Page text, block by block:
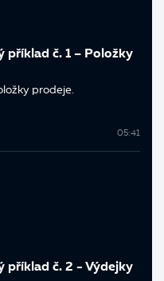
příklad č. 1 – Položky
prodeje.
05:41
příklad č. 2 - Výdejky